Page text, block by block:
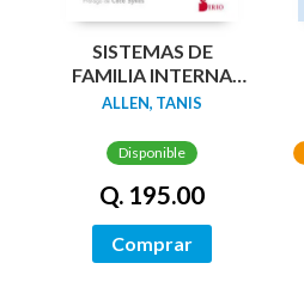
SISTEMAS DE
FAMILIA INTERNA
(IFS): MANUAL PARA
AUTOEXPLORACIÓN
ALLEN, TANIS
Disponible
Q. 195.00
Comprar